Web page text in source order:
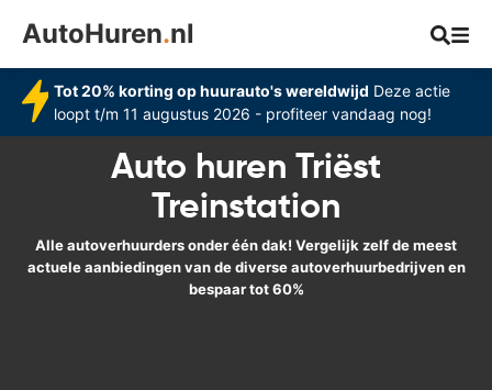
AutoHuren.nl
Tot 20% korting op huurauto's wereldwijd Deze actie
loopt t/m 11 augustus 2026 - profiteer vandaag nog!
Auto huren Triëst
Treinstation
Alle autoverhuurders onder één dak! Vergelijk zelf de meest
actuele aanbiedingen van de diverse autoverhuurbedrijven en
bespaar tot 60%